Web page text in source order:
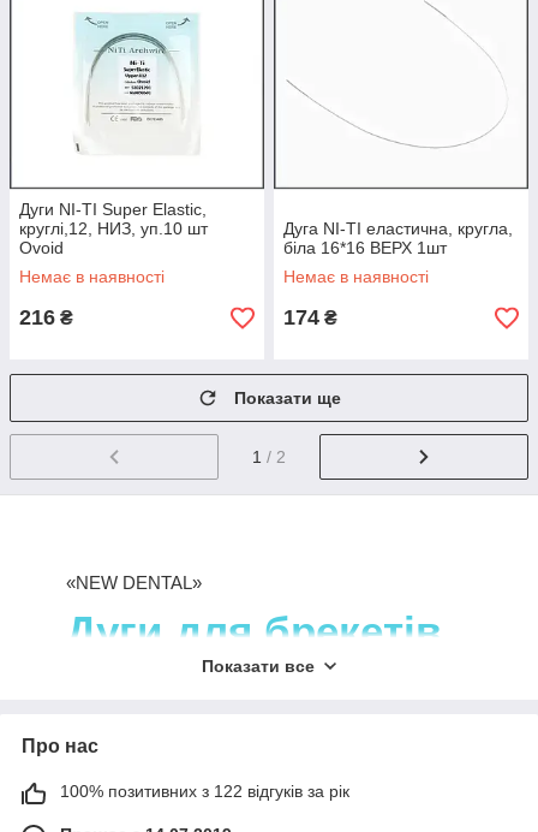
Дуги NI-TI Super Elastic,
круглі,12, НИЗ, уп.10 шт
Ovoid
Немає в наявності
216 ₴
Дуга NI-TI еластична, кругла,
біла 16*16 ВЕРХ 1шт
Немає в наявності
174 ₴
Показати ще
1 / 2
«NEW DENTAL»
Дуги для брекетів
провідних виробників? Раді вітати вас у
Вже понад 6 років наша компанія забезпечує
Показати все
Про нас
100% позитивних з 122 відгуків за рік